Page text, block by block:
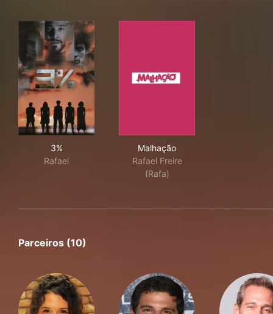
3%
Rafael
Malhação
Rafael Freire
(Rafa)
Parceiros (10)